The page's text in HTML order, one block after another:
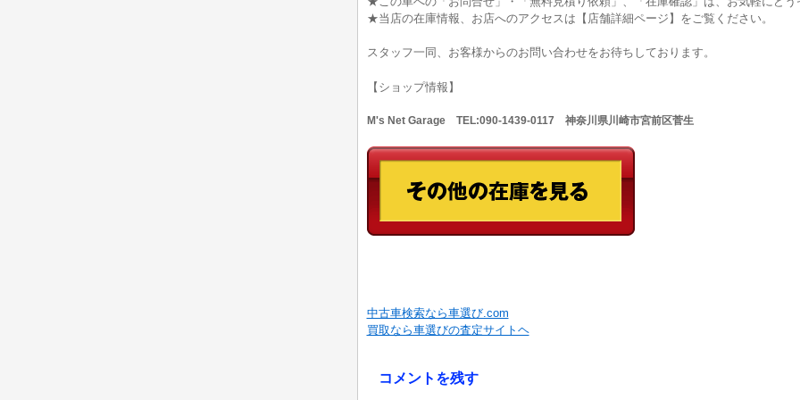
★当店の在庫情報、お店へのアクセスは【店舗詳細ページ】をご覧ください。
スタッフ一同、お客様からのお問い合わせをお待ちしております。
【ショップ情報】
M's Net Garage TEL:090-1439-0117 神奈川県川崎市宮前区菅生
中古車検索なら車選び.com
買取なら車選びの査定サイトヘ
コメントを残す